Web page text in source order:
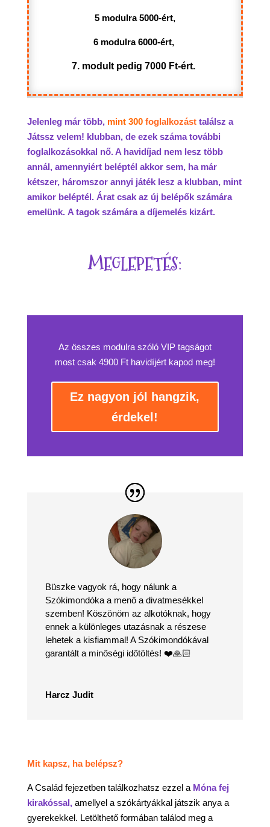
5 modulra 5000-ért,
6 modulra 6000-ért,
7. modult pedig 7000 Ft-ért.
Jelenleg már több,mint 300 foglalkozásttalálsz a
Játssz velem! klubban, de ezek száma további
foglalkozásokkal nő. A havidíjad nem lesz több
annál, amennyiért beléptél akkor sem, ha már
kétszer, háromszor annyi játék lesz a klubban, mint
amikor beléptél. Árat csak az új belépők számára
emelünk.A tagok számára a díjemelés kizárt.
MEGLEPETÉS:
Az összes modulra szóló VIP tagságot
most csak 4900 Ft havidíjért kapod meg!
Ez nagyon jól hangzik,
érdekel!
Büszke vagyok rá, hogy nálunk a
Szókimondóka a menő a divatmesékkel
szemben! Köszönöm az alkotóknak, hogy
ennek a különleges utazásnak a részese
lehetek a kisfiammal! A Szókimondókával
garantált a minőségi időtöltés! ❤️🙏🏻
Harcz Judit
Mit kapsz, ha belépsz?
A Család fejezetben találkozhatsz ezzel a Móna fej
kirakóssal,amellyel a szókártyákkal játszik anya a
gyerekekkel. Letölthető formában találod meg a